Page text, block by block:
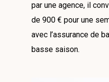
par une agence, il
de 900 € pour une
avec l’assurance de
basse saison.